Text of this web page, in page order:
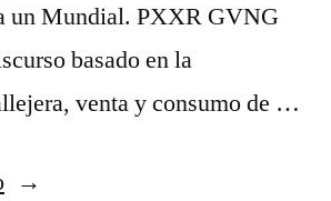
un Mundial. PXXR GVNG
basado en la
venta y consumo de …
«camisetas